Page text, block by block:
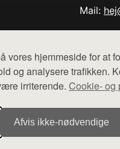
vores hjemmeside for at
og analysere trafikken.
irriterende. Cookie- og
Afvis ikke‑nødvendige
Mail:
sælges ikke varer fra